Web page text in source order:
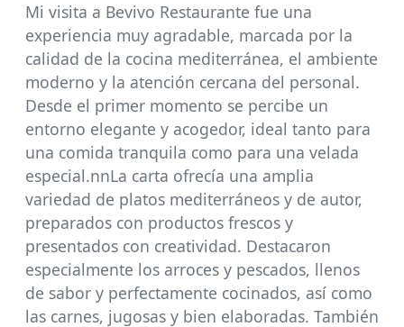
Mi visita a Bevivo Restaurante fue una
experiencia muy agradable, marcada por la
calidad de la cocina mediterránea, el ambiente
moderno y la atención cercana del personal.
Desde el primer momento se percibe un
entorno elegante y acogedor, ideal tanto para
una comida tranquila como para una velada
especial.nnLa carta ofrecía una amplia
variedad de platos mediterráneos y de autor,
preparados con productos frescos y
presentados con creatividad. Destacaron
especialmente los arroces y pescados, llenos
de sabor y perfectamente cocinados, así como
las carnes, jugosas y bien elaboradas. También